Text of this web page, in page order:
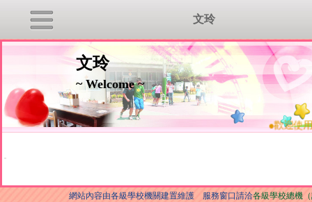
文玲
~ Welcome ~
歡迎使用
:::
網站內容由各級學校機關建置維護 服務窗口請洽各級學校總機
文玲